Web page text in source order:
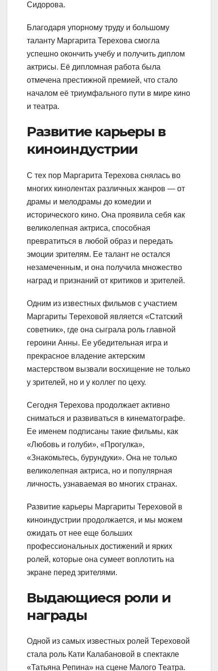
Сидорова.
Благодаря упорному труду и большому
таланту Маргарита Терехова смогла
успешно окончить учебу и получить диплом
актрисы. Её дипломная работа была
отмечена престижной премией, что стало
началом её триумфального пути в мире кино
и театра.
Развитие карьеры в
киноиндустрии
С тех пор Маргарита Терехова снялась во
многих кинолентах различных жанров — от
драмы и мелодрамы до комедии и
исторического кино. Она проявила себя как
великолепная актриса, способная
превратиться в любой образ и передать
эмоции зрителям. Ее талант не остался
незамеченным, и она получила множество
наград и признаний от критиков и зрителей.
Одним из известных фильмов с участием
Маргариты Тереховой является «Статский
советник», где она сыграла роль главной
героини Анны. Ее убедительная игра и
прекрасное владение актерским
мастерством вызвали восхищение не только
у зрителей, но и у коллег по цеху.
Сегодня Терехова продолжает активно
сниматься и развиваться в кинематографе.
Ее именем подписаны такие фильмы, как
«Любовь и голуби», «Прогулка»,
«Знакомьтесь, бурундуки». Она не только
великолепная актриса, но и популярная
личность, узнаваемая во многих странах.
Развитие карьеры Маргариты Тереховой в
киноиндустрии продолжается, и мы можем
ожидать от нее еще больших
профессиональных достижений и ярких
ролей, которые она сумеет воплотить на
экране перед зрителями.
Выдающиеся роли и
награды
Одной из самых известных ролей Тереховой
стала роль Кати Калабановой в спектакле
«Татьяна Репина» на сцене Малого Театра.